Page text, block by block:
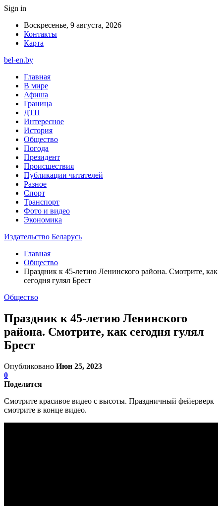
Sign in
Воскресенье, 9 августа, 2026
Контакты
Карта
bel-en.by
Главная
В мире
Афиша
Граница
ДТП
Интересное
История
Общество
Погода
Президент
Происшествия
Публикации читателей
Разное
Спорт
Транспорт
Фото и видео
Экономика
Издательство Беларусь
Главная
Общество
Праздник к 45-летию Ленинского района. Смотрите, как
сегодня гулял Брест
Общество
Праздник к 45-летию Ленинского
района. Смотрите, как сегодня гулял
Брест
Опубликовано Июн 25, 2023
0
Поделится
Смотрите красивое видео с высоты. Праздничный фейерверк
смотрите в конце видео.